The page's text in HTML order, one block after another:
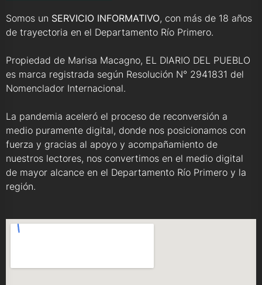
Somos un SERVICIO INFORMATIVO, con más de 18 años
de trayectoria en el Departamento Río Primero.
Propiedad de Marisa Macagno, EL DIARIO DEL PUEBLO
es marca registrada según Resolución N° 2941831 del
Nomenclador Internacional.
La pandemia aceleró el proceso de reconversión a
medio puramente digital, donde nos posicionamos con
fuerza y gracias al apoyo y acompañamiento de
nuestros lectores, nos convertimos en el medio digital
de mayor alcance en el Departamento Río Primero y la
región.